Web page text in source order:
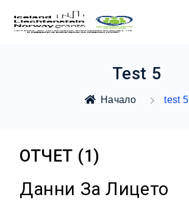
Test 5
Начало test 5
ОТЧЕТ (1)
Данни За Лицето